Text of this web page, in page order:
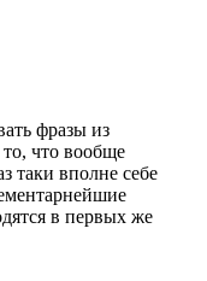
фразы из
то, что вообще
таки вполне себе
в первых же